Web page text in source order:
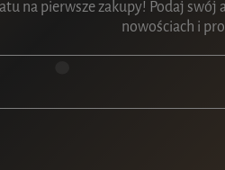
na pierwsze zakupy! Podaj
nowościach i